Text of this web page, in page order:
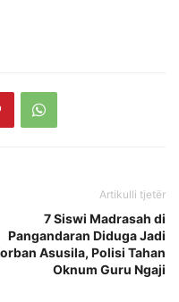
Artikulli tjetër
7 Siswi Madrasah di
Pangandaran Diduga Jadi
Asusila, Polisi Tahan
Oknum Guru Ngaji